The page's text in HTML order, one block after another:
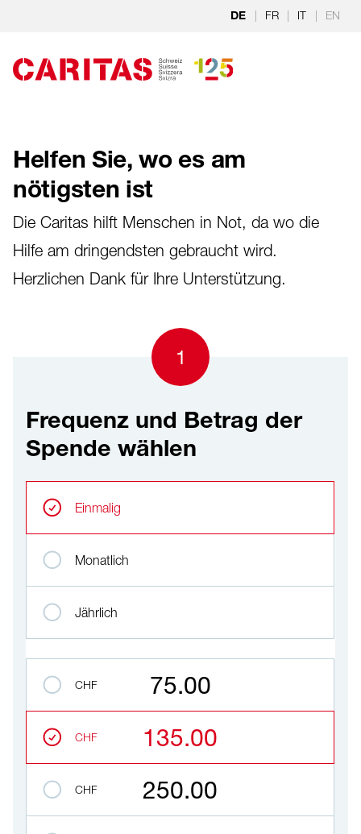
Zum Hauptinhalt springen
DE | FR | IT | EN
Helfen Sie, wo es am
nötigsten ist
Die Caritas hilft Menschen in Not, da wo die
Hilfe am dringendsten gebraucht wird.
Herzlichen Dank für Ihre Unterstützung.
1
Frequenz und Betrag der
Spende wählen
Einmalig
Monatlich
Jährlich
CHF 75.00
CHF 135.00
CHF 250.00